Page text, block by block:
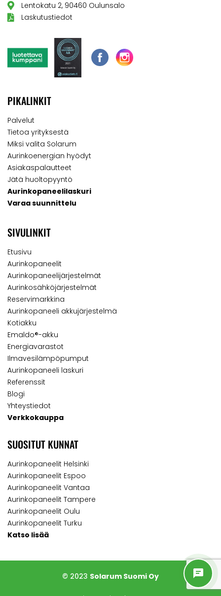
Lentokatu 2, 90460 Oulunsalo
Laskutustiedot
PIKALINKIT
Palvelut
Tietoa yrityksestä
Miksi valita Solarum
Aurinkoenergian hyödyt
Asiakaspalautteet
Jätä huoltopyyntö
Aurinkopaneelilaskuri
Varaa suunnittelu
SIVULINKIT
Etusivu
Aurinkopaneelit
Aurinkopaneelijärjestelmät
Aurinkosähköjärjestelmät
Reservimarkkina
Aurinkopaneeli akkujärjestelmä
Kotiakku
Emaldo®-akku
Energiavarastot
Ilmavesilämpöpumput
Aurinkopaneeli laskuri
Referenssit
Blogi
Yhteystiedot
Verkkokauppa
SUOSITUT KUNNAT
Aurinkopaneelit Helsinki
Aurinkopaneelit Espoo
Aurinkopaneelit Vantaa
Aurinkopaneelit Tampere
Aurinkopaneelit Oulu
Aurinkopaneelit Turku
Katso lisää
© 2023 Solarum Suomi Oy